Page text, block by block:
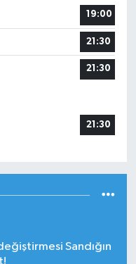
19:00
21:30
21:30
21:30
Sandığın